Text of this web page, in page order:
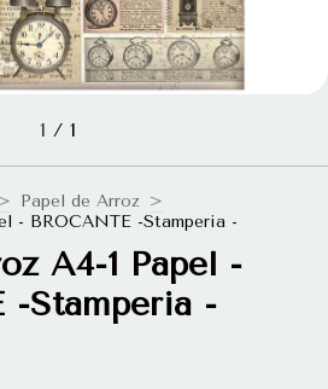
1 / 1
> Papel de Arroz >
- BROCANTE -Stamperia -
A4-1 Papel -
-Stamperia -